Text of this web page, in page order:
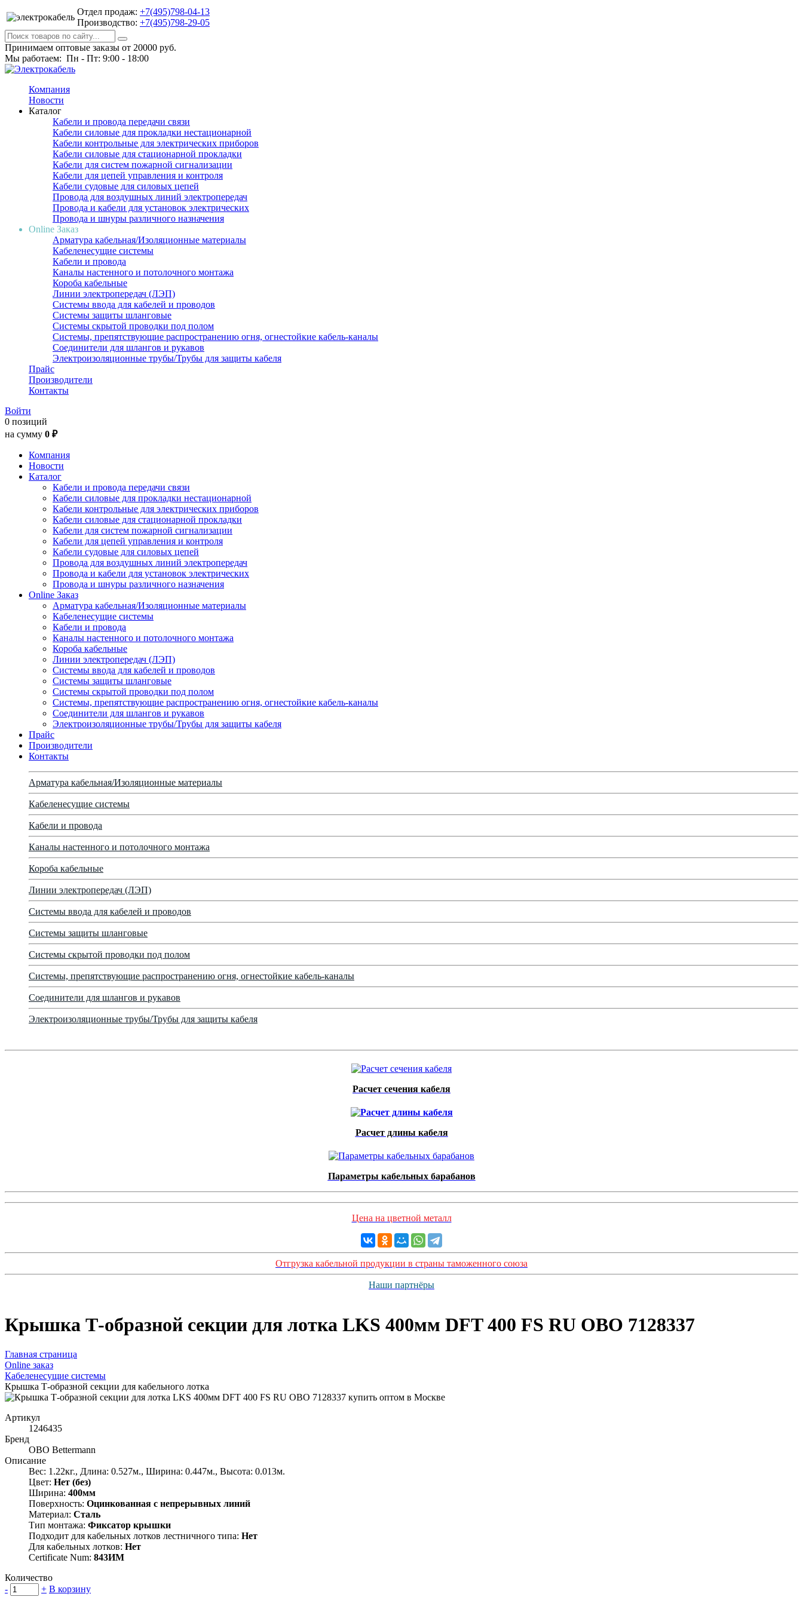
Отдел продаж: +7(495)798-04-13
Производство: +7(495)798-29-05
Принимаем оптовые заказы от 20000 руб.
Мы работаем: Пн - Пт: 9:00 - 18:00
Компания
Новости
Каталог
Кабели и провода передачи связи
Кабели силовые для прокладки нестационарной
Кабели контрольные для электрических приборов
Кабели силовые для стационарной прокладки
Кабели для систем пожарной сигнализации
Кабели для цепей управления и контроля
Кабели судовые для силовых цепей
Провода для воздушных линий электропередач
Провода и кабели для установок электрических
Провода и шнуры различного назначения
Online Заказ
Арматура кабельная/Изоляционные материалы
Кабеленесущие системы
Кабели и провода
Каналы настенного и потолочного монтажа
Короба кабельные
Линии электропередач (ЛЭП)
Системы ввода для кабелей и проводов
Системы защиты шланговые
Системы скрытой проводки под полом
Системы, препятствующие распространению огня, огнестойкие кабель-каналы
Соединители для шлангов и рукавов
Электроизоляционные трубы/Трубы для защиты кабеля
Прайс
Производители
Контакты
Войти
0 позиций
на сумму 0 ₽
Компания
Новости
Каталог
Кабели и провода передачи связи
Кабели силовые для прокладки нестационарной
Кабели контрольные для электрических приборов
Кабели силовые для стационарной прокладки
Кабели для систем пожарной сигнализации
Кабели для цепей управления и контроля
Кабели судовые для силовых цепей
Провода для воздушных линий электропередач
Провода и кабели для установок электрических
Провода и шнуры различного назначения
Online Заказ
Арматура кабельная/Изоляционные материалы
Кабеленесущие системы
Кабели и провода
Каналы настенного и потолочного монтажа
Короба кабельные
Линии электропередач (ЛЭП)
Системы ввода для кабелей и проводов
Системы защиты шланговые
Системы скрытой проводки под полом
Системы, препятствующие распространению огня, огнестойкие кабель-каналы
Соединители для шлангов и рукавов
Электроизоляционные трубы/Трубы для защиты кабеля
Прайс
Производители
Контакты
Арматура кабельная/Изоляционные материалы
Кабеленесущие системы
Кабели и провода
Каналы настенного и потолочного монтажа
Короба кабельные
Линии электропередач (ЛЭП)
Системы ввода для кабелей и проводов
Системы защиты шланговые
Системы скрытой проводки под полом
Системы, препятствующие распространению огня, огнестойкие кабель-каналы
Соединители для шлангов и рукавов
Электроизоляционные трубы/Трубы для защиты кабеля
Расчет сечения кабеля
Расчет длины кабеля
Параметры кабельных барабанов
Цена на цветной металл
Отгрузка кабельной продукции в страны таможенного союза
Наши партнёры
Крышка Т-образной секции для лотка LKS 400мм DFT 400 FS RU OBO 7128337
Главная страница
Оnline заказ
Кабеленесущие системы
Крышка Т-образной секции для кабельного лотка
Артикул
1246435
Бренд
OBO Bettermann
Описание
Вес: 1.22кг., Длина: 0.527м., Ширина: 0.447м., Высота: 0.013м.
Цвет: Нет (без)
Ширина: 400мм
Поверхность: Оцинкованная с непрерывных линий
Материал: Сталь
Тип монтажа: Фиксатор крышки
Подходит для кабельных лотков лестничного типа: Нет
Для кабельных лотков: Нет
Certificate Num: 843ИМ
Количество
-
+ В корзину